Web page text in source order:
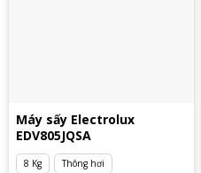
Máy sấy Electrolux
EDV805JQSA
8 Kg Thông hơi